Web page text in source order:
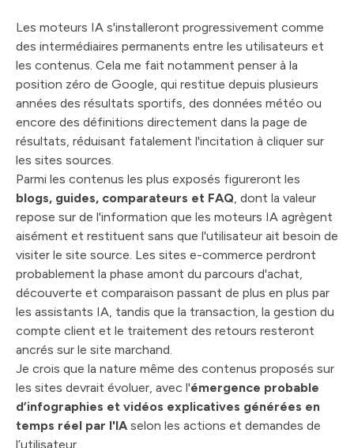
Les moteurs IA s'installeront progressivement comme
des intermédiaires permanents entre les utilisateurs et
les contenus. Cela me fait notamment penser à la
position zéro de Google, qui restitue depuis plusieurs
années des résultats sportifs, des données météo ou
encore des définitions directement dans la page de
résultats, réduisant fatalement l'incitation à cliquer sur
les sites sources.
Parmi les contenus les plus exposés figureront les
blogs, guides, comparateurs et FAQ, dont la valeur
repose sur de l'information que les moteurs IA agrègent
aisément et restituent sans que l'utilisateur ait besoin de
visiter le site source. Les sites e-commerce perdront
probablement la phase amont du parcours d'achat,
découverte et comparaison passant de plus en plus par
les assistants IA, tandis que la transaction, la gestion du
compte client et le traitement des retours resteront
ancrés sur le site marchand.
Je crois que la nature même des contenus proposés sur
les sites devrait évoluer, avec l'émergence probable
d’infographies et vidéos explicatives générées en
temps réel par l'IA selon les actions et demandes de
l’utilisateur.